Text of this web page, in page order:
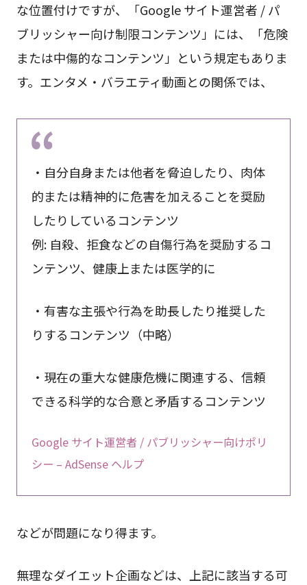
な位置付けですが、「Google サイト運営者 / パ
ブリッシャー向け制限コンテンツ」には、「危険
または中傷的なコンテンツ」という規定もありま
す。エンタメ・バラエティ動画との関係では、
・自分自身または他者を脅迫したり、肉体
的または精神的に危害を加えることを奨励
したりしているコンテンツ
例: 自殺、拒食などの自傷行為を奨励するコ
ンテンツ、健康上または医学的に
・有害な主張や行為を助長したり推奨した
りするコンテンツ（中略）
・現在の重大な健康危機に関連する、信頼
できる科学的な合意と矛盾するコンテンツ
Google サイト運営者 / パブリッシャー向けポリ
シー – AdSense ヘルプ
などが問題になり得ます。
無理なダイエット企画などは、上記に該当する可